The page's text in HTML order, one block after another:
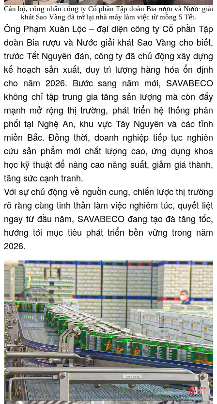
Cán bộ, công nhân công ty Cổ phần Tập đoàn Bia rượu và Nước giải
khát Sao Vàng đã trở lại nhà máy làm việc từ mồng 5 Tết.
Ông Phạm Xuân Lộc – đại diện công ty Cổ phần Tập
đoàn Bia rượu và Nước giải khát Sao Vàng cho biết,
trước Tết Nguyên đán, công ty đã chủ động xây dựng
kế hoạch sản xuất, duy trì lượng hàng hóa ổn định
cho năm 2026. Bước sang năm mới, SAVABECO
không chỉ tập trung gia tăng sản lượng mà còn đẩy
mạnh mở rộng thị trường, phát triển hệ thống phân
phối tại Nghệ An, khu vực Tây Nguyên và các tỉnh
miền Bắc. Đồng thời, doanh nghiệp tiếp tục nghiên
cứu sản phẩm mới chất lượng cao, ứng dụng khoa
học kỹ thuật để nâng cao năng suất, giảm giá thành,
tăng sức cạnh tranh.
Với sự chủ động về nguồn cung, chiến lược thị trường
rõ ràng cùng tinh thần làm việc nghiêm túc, quyết liệt
ngay từ đầu năm, SAVABECO đang tạo đà tăng tốc,
hướng tới mục tiêu phát triển bền vững trong năm
2026.